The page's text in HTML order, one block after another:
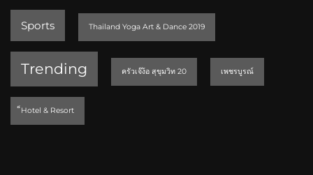
Sports Thailand Yoga Art & Dance 2019
Trending ครัวเจ๊ง้อ สุขุมวิท 20 เพชรบูรณ์
็Hotel & Resort